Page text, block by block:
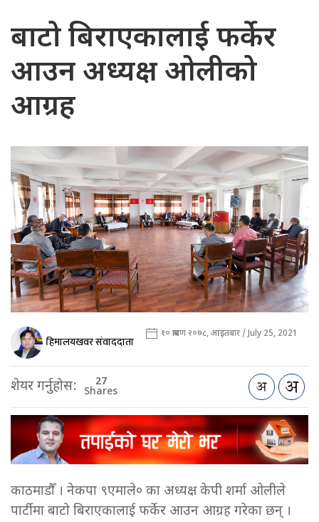
बाटो बिराएकालाई फर्केर
आउन अध्यक्ष ओलीको
आग्रह
हिमालयखवर संवाददाता १० श्रावण २०७८, आइतबार / July 25, 2021
शेयर गर्नुहोस: 27
Shares
काठमाडौँ । नेकपा ९एमाले० का अध्यक्ष केपी शर्मा ओलीले
पार्टीमा बाटो बिराएकालाई फर्केर आउन आग्रह गरेका छन् ।